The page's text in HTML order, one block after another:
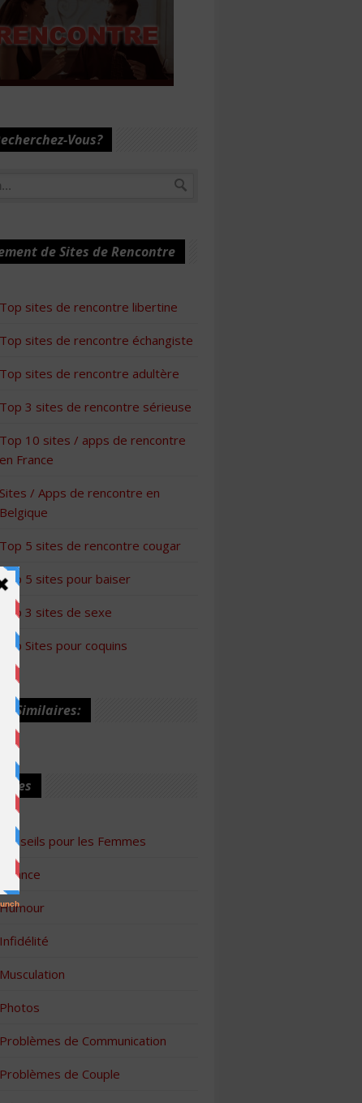
Vous?
de Sites de Rencontre
Top sites de rencontre libertine
Top sites de rencontre échangiste
Top sites de rencontre adultère
Top 3 sites de rencontre sérieuse
Top 10 sites / apps de rencontre
en France
Sites / Apps de rencontre en
Belgique
Top 5 sites de rencontre cougar
Top 5 sites pour baiser
Top 3 sites de sexe
Top Sites pour coquins
Similaires:
Conseils pour les Femmes
Finance
Humour
Infidélité
Musculation
Photos
Problèmes de Communication
Problèmes de Couple